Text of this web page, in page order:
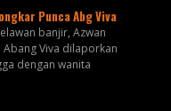
Punca Abg Viva
banjir, Azwan
Viva dilaporkan
dengan wanita